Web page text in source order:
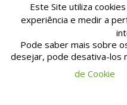
© Copyright TIpografia M. Pinto da
Este Site utiliza
experiência e medir a
Pode saber mais sobre
desejar, pode desativa-los
de Cookie